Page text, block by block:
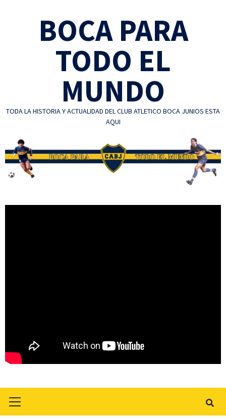
BOCA PARA
TODO EL
MUNDO
TODA LA HISTORIA Y ACTUALIDAD DEL CLUB ATLETICO BOCA JUNIOS ESTA
AQUI
Menu